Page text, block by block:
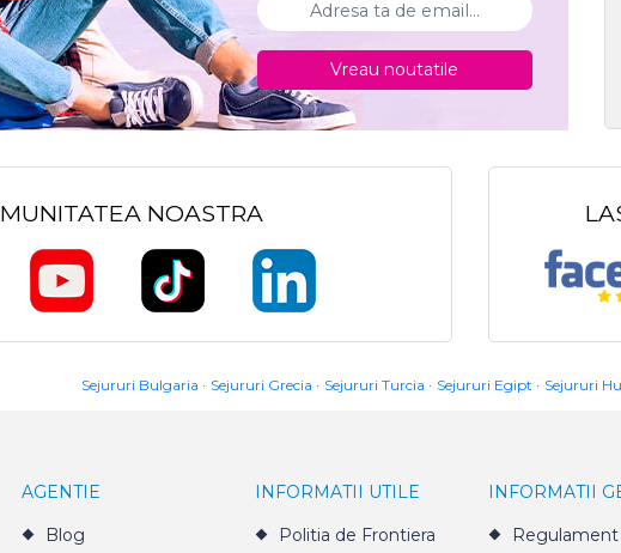
Vreau noutatile
NOASTRA
Sejururi Bulgaria Sejururi Grecia Sejururi Turcia Sejururi Egipt Sejururi
AGENTIE
Blog
INFORMATII UTILE
Politia de Frontiera
INFORMATII
Regulament